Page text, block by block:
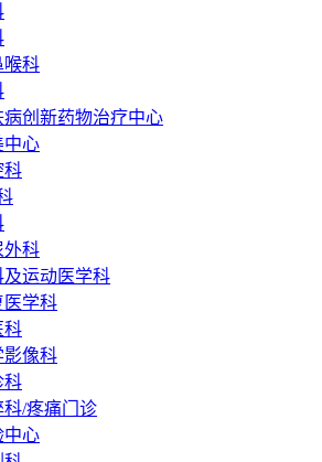
喉科
病创新药物治疗中心
中心
科
外科
及运动医学科
医学科
科
影像科
科
科/疼痛门诊
中心